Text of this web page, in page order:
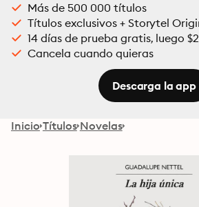
Más de 500 000 títulos
Títulos exclusivos + Storytel
14 días de prueba gratis, luego
Cancela cuando quieras
Descarga la app
Inicio Títulos Novelas